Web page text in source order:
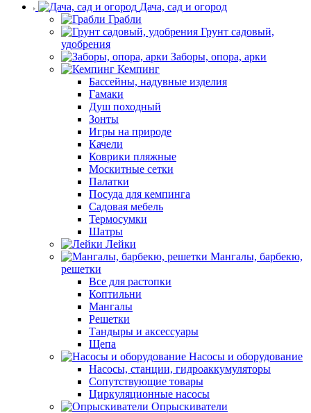
Дача, сад и огород
Грабли
Грунт садовый,
удобрения
Заборы, опора, арки
Кемпинг
Бассейны, надувные изделия
Гамаки
Душ походный
Зонты
Игры на природе
Качели
Коврики пляжные
Москитные сетки
Палатки
Посуда для кемпинга
Садовая мебель
Термосумки
Шатры
Лейки
Мангалы, барбекю,
решетки
Все для растопки
Коптильни
Мангалы
Решетки
Тандыры и аксессуары
Щепа
Насосы и оборудование
Насосы, станции, гидроаккумуляторы
Сопутствующие товары
Циркуляционные насосы
Опрыскиватели